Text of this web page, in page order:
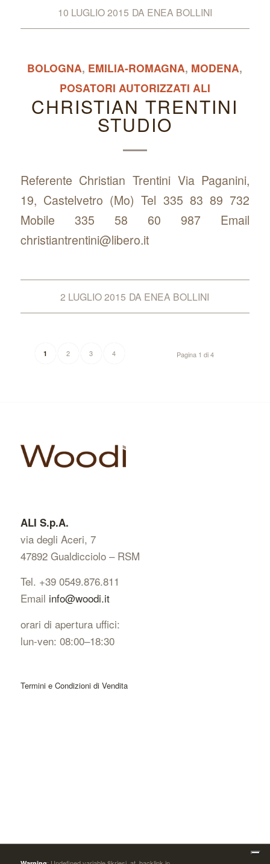
10 LUGLIO 2015 DA ENEA BOLLINI
BOLOGNA, EMILIA-ROMAGNA, MODENA,
POSATORI AUTORIZZATI ALI
CHRISTIAN TRENTINI
STUDIO
Referente Christian Trentini Via Paganini,
19, Castelvetro (Mo) Tel 335 83 89 732
Mobile 335 58 60 987 Email
christiantrentini@libero.it
2 LUGLIO 2015 DA ENEA BOLLINI
Pagina 1 di 4
1 2 3 4
ALI S.p.A.
via degli Aceri, 7
47892 Gualdicciolo – RSM
Tel. +39 0549.876.811
Email info@woodi.it
orari di apertura uffici:
lun-ven: 08:00–18:30
Termini e Condizioni di Vendita